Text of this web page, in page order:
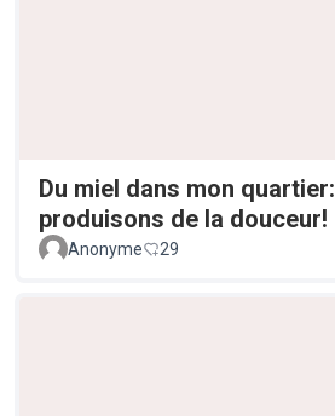
Du miel dans mon quartier:
produisons de la douceur!
Anonyme 29